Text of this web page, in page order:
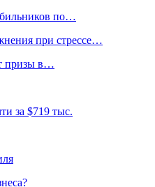
по…
при стрессе…
призы в…
за $719 тыс.